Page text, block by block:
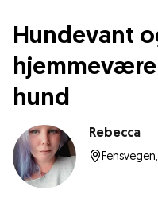
Hundevant
hund
Rebecca